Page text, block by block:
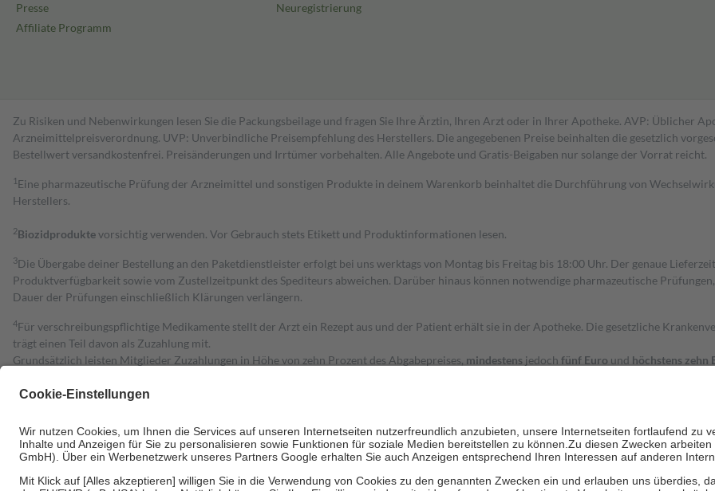
Presse
Affiliate Programm
Neuregistrierung
Zu Risiken und Nebenwirkungen lesen Sie die Packungsbeilage und fragen Sie Ihre Ärztin, Ihren Arzt oder in Ihrer Apotheke. AVP: Üblicher
Arzneimittelpreisverordnung. UVP: Unverbindliche Preisempfehlung des Herstellers. Die angegebenen Preise beinhalten die gesetzlich
Bestell­wert versand­kosten­frei. Preisänderungen und Irrtümer vorbehalten. Alle Angebote und Gratis-Beigaben nur solange der Vorrat reicht.
1 Eine pharmazeutische Prüfung der Arzneimittel und sonstigen Produkte in deinem Warenkorb beinhaltet die Durchführung von
Herstellers.
2Biozidproduktevorsichtig verwenden. Vor Gebrauch stets Etikett und Produktinformationen lesen.
3Die Übergabe deiner Bestellung an den Paketdienstleister erfolgt bei uns werktags von Montag bis Freitag bis 18:00 Uhr. Der genaue
Produktverfügbarkeit sowie vom Zustellzeitpunkt des Spediteurs abweichen. Darüber hinaus können notwendige pharmazeutische
Dauer der Prüfungen einschließlich Klärungen verlängern.
4Für verschreibungspflichtige Medikamente stellt der Arzt ein Rezept aus und der Patient erhält sie in der Apotheke. Die gesetzliche
trägt einen Teil davon als Zuzahlung mit.
Grundsätzlich leisten Mitglieder Zuzahlungen in Höhe von zehn Prozent des Abgabepreises, mindestens jedoch fünf Euro und höchstens zehn
Diese Regeln gelten grundsätzlich auch für Online-Apotheken.
Um das Engagement der Versicherten für ihre eigene Gesundheit zu stärken und die besondere Stellung der Familie zu unterstützen, fallen
• Kindern und Jugendlichen bis zum vollendeten 18. Lebensjahr mit Ausnahme der Fahrkosten
• Untersuchungen zur Vorsorge und Früherkennung, die von der GKV getragen werden
• empfohlenen Schutzimpfungen